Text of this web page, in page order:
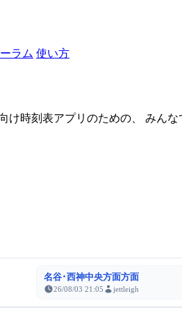
ラム 使い方
時刻表アプリのための、 みん
名谷･西神中央方面方面
26/08/03 21:05 jettleigh